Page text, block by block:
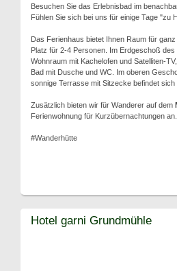
Besuchen Sie das Erlebnisbad im
Fühlen Sie sich bei uns für einige Tage "zu
Das Ferienhaus bietet Ihnen Raum für
Platz für 2-4 Personen. Im Erdgeschoß
Wohnraum mit Kachelofen und Satelliten-
Bad mit Dusche und WC. Im oberen
sonnige Terrasse mit Sitzecke befindet sich
Zusätzlich bieten wir für Wanderer auf dem
Ferienwohnung für Kurzübernachtungen an.
#Wanderhütte
Hotel garni Grundmühle